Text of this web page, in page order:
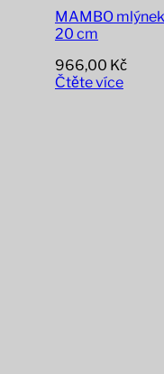
MAMBO
20 cm
966,00 Kč
Čtěte více